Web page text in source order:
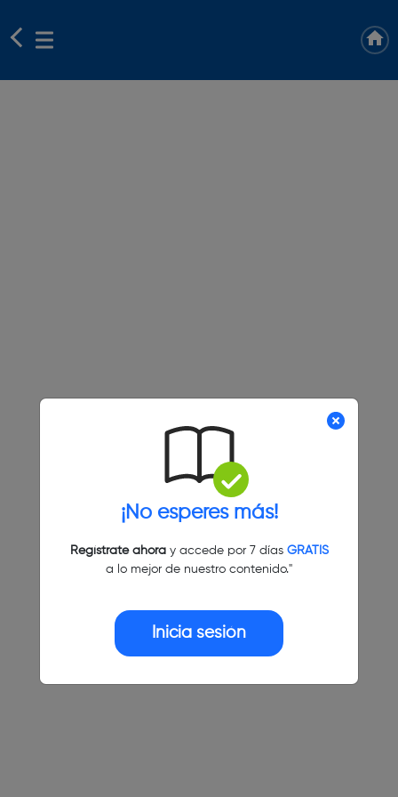
¡No esperes más!
Regístrate ahoray accede por 7 días GRATIS
a lo mejor de nuestro contenido."
Inicia sesión